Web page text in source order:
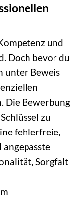
und
Doch bevor du
unter Beweis
Die Bewerbung
zu
fehlerfreie,
Sorgfalt